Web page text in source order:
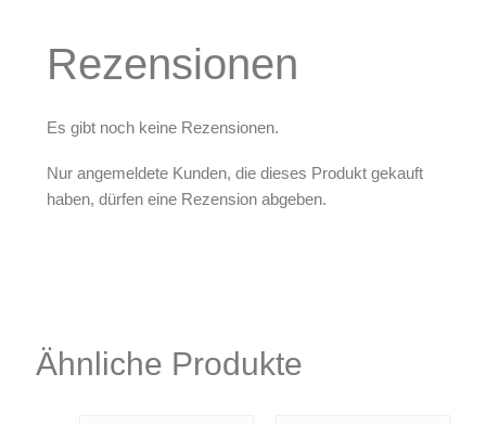
Rezensionen
Es gibt noch keine Rezensionen.
Nur angemeldete Kunden, die dieses Produkt gekauft
haben, dürfen eine Rezension abgeben.
Ähnliche Produkte